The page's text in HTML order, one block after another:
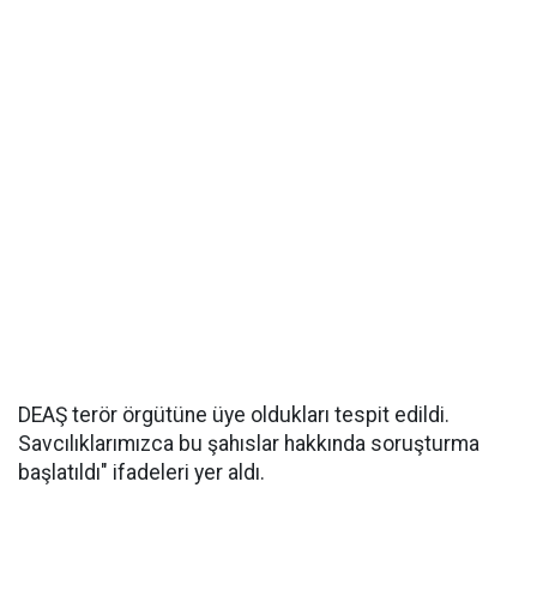
DEAŞ terör örgütüne üye oldukları tespit edildi.
Savcılıklarımızca bu şahıslar hakkında soruşturma
başlatıldı" ifadeleri yer aldı.